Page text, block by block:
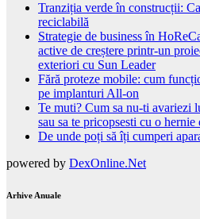
Tranziția verde în construcții:
reciclabilă
Strategie de business în
active de creștere printr-un
exteriori cu Sun Leader
Fără proteze mobile: cum
pe implanturi All-on
Te muti? Cum sa nu-ti avariezi
sau sa te pricopsesti cu o hernie
De unde poți să îți cumperi
powered by DexOnline.Net
Arhive Anuale